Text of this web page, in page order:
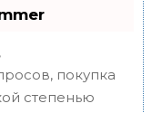
покупка
степенью